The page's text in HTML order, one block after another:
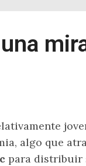
algo que
para distribuir